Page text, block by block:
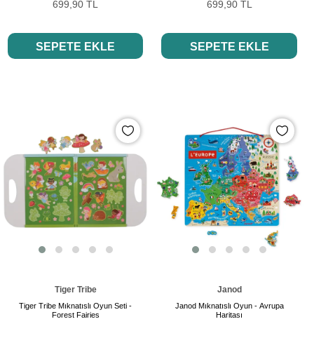
699,90 TL
SEPETE EKLE
699,90 TL
SEPETE EKLE
Tiger Tribe
Tiger Tribe Mıknatıslı Oyun Seti -
Forest Fairies
Janod
Janod Mıknatıslı Oyun - Avrupa
Haritası